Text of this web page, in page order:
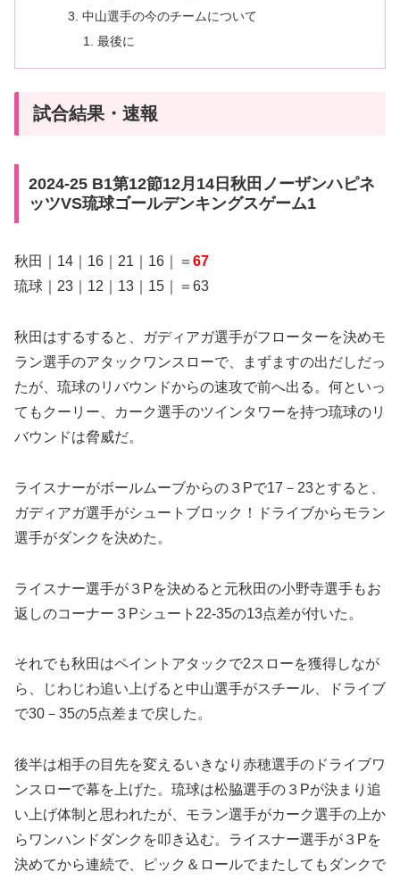
中山選手の今のチームについて
最後に
試合結果・速報
2024-25 B1第12節12月14日秋田ノーザンハピネ
ッツVS琉球ゴールデンキングスゲーム1
秋田｜14｜16｜21｜16｜＝ 67
琉球｜23｜12｜13｜15｜＝63
秋田はするすると、ガディアガ選手がフローターを決めモ
ラン選手のアタックワンスローで、まずますの出だしだっ
たが、琉球のリバウンドからの速攻で前へ出る。何といっ
てもクーリー、カーク選手のツインタワーを持つ琉球のリ
バウンドは脅威だ。
ライスナーがボールムーブからの３Pで17－23とすると、
ガディアガ選手がシュートブロック！ドライブからモラン
選手がダンクを決めた。
ライスナー選手が３Pを決めると元秋田の小野寺選手もお
返しのコーナー３Pシュート22-35の13点差が付いた。
それでも秋田はペイントアタックで2スローを獲得しなが
ら、じわじわ追い上げると中山選手がスチール、ドライブ
で30－35の5点差まで戻した。
後半は相手の目先を変えるいきなり赤穂選手のドライブワ
ンスローで幕を上げた。琉球は松脇選手の３Pが決まり追
い上げ体制と思われたが、モラン選手がカーク選手の上か
らワンハンドダンクを叩き込む。ライスナー選手が３Pを
決めてから連続で、ピック＆ロールでまたしてもダンクで